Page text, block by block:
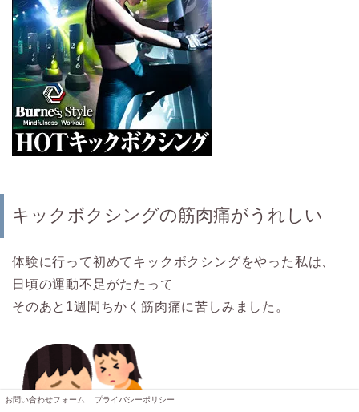
キックボクシングの筋肉痛がうれしい
体験に行って初めてキックボクシングをやった私は、
日頃の運動不足がたたって
そのあと1週間ちかく筋肉痛に苦しみました。
お問い合わせフォーム プライバシーポリシー